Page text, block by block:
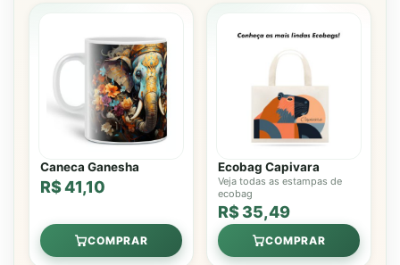
Caneca Ganesha
R$ 41,10
COMPRAR
Ecobag Capivara
Veja todas as estampas de
ecobag
R$ 35,49
COMPRAR